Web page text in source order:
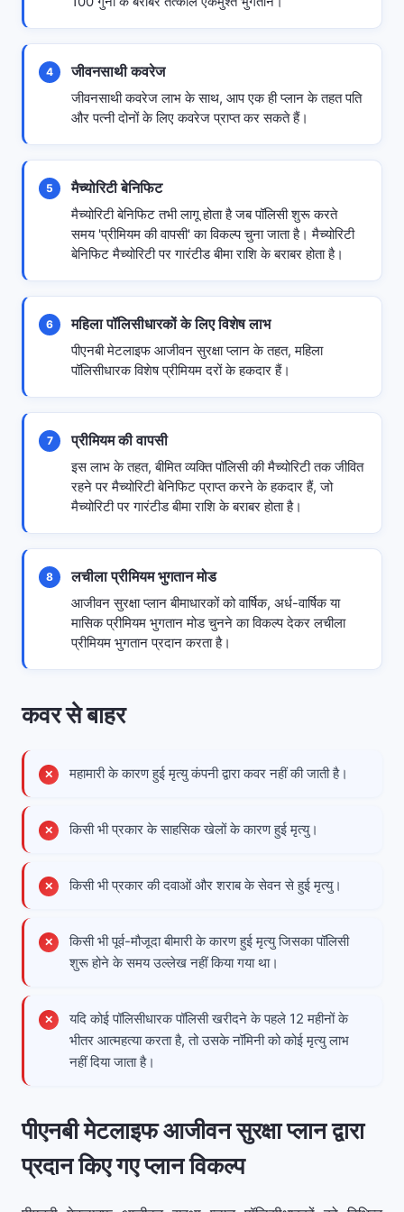
4 जीवनसाथी कवरेज
जीवनसाथी कवरेज लाभ के साथ, आप एक ही प्लान के तहत पति
और पत्नी दोनों के लिए कवरेज प्राप्त कर सकते हैं।
5 मैच्योरिटी बेनिफिट
मैच्योरिटी बेनिफिट तभी लागू होता है जब पॉलिसी शुरू करते
समय 'प्रीमियम की वापसी' का विकल्प चुना जाता है। मैच्योरिटी
बेनिफिट मैच्योरिटी पर गारंटीड बीमा राशि के बराबर होता है।
6 महिला पॉलिसीधारकों के लिए विशेष लाभ
पीएनबी मेटलाइफ आजीवन सुरक्षा प्लान के तहत, महिला
पॉलिसीधारक विशेष प्रीमियम दरों के हकदार हैं।
7 प्रीमियम की वापसी
इस लाभ के तहत, बीमित व्यक्ति पॉलिसी की मैच्योरिटी तक जीवित
रहने पर मैच्योरिटी बेनिफिट प्राप्त करने के हकदार हैं, जो
मैच्योरिटी पर गारंटीड बीमा राशि के बराबर होता है।
8 लचीला प्रीमियम भुगतान मोड
आजीवन सुरक्षा प्लान बीमाधारकों को वार्षिक, अर्ध-वार्षिक या
मासिक प्रीमियम भुगतान मोड चुनने का विकल्प देकर लचीला
प्रीमियम भुगतान प्रदान करता है।
कवर से बाहर
महामारी के कारण हुई मृत्यु कंपनी द्वारा कवर नहीं की जाती है।
किसी भी प्रकार के साहसिक खेलों के कारण हुई मृत्यु।
किसी भी प्रकार की दवाओं और शराब के सेवन से हुई मृत्यु।
किसी भी पूर्व-मौजूदा बीमारी के कारण हुई मृत्यु जिसका पॉलिसी
शुरू होने के समय उल्लेख नहीं किया गया था।
यदि कोई पॉलिसीधारक पॉलिसी खरीदने के पहले 12 महीनों के
भीतर आत्महत्या करता है, तो उसके नॉमिनी को कोई मृत्यु लाभ
नहीं दिया जाता है।
पीएनबी मेटलाइफ आजीवन सुरक्षा प्लान द्वारा
प्रदान किए गए प्लान विकल्प